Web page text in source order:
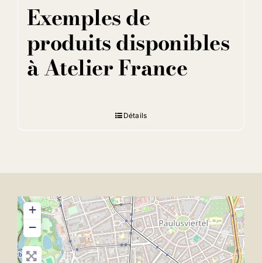
Exemples de
produits disponibles
à Atelier France
Détails
+
−